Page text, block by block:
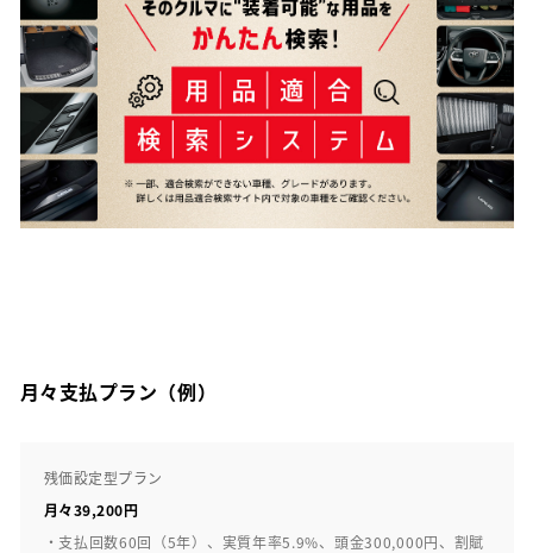
月々支払プラン（例）
残価設定型プラン
月々39,200円
・支払回数60回（5年）、実質年率5.9%、頭金300,000円、割賦